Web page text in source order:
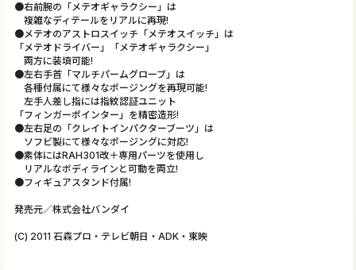
●右前腕の「メテオギャラクシー」は
複雑なディテールをリアルに再現!
●メテオのアストロスイッチ「メテオスイッチ」は
「メテオドライバー」「メテオギャラクシー」
両方に装填可能!
●左右手首「マルチパームグローブ」は
各種付属にて様々なポージングを再現可能!
左手人差し指には指紋認証ユニット
「フィンガーポインター」を精密造形!
●左右足の「クレイトインパクターブーツ」は
ソフビ製にて様々なポージングに対応!
●素体にはRAH301改＋専用パーツを使用し
リアルなボディラインと可動を両立!
●フィギュアスタンド付属!
発売元／株式会社バンダイ
(C) 2011 石森プロ・テレビ朝日・ADK・東映